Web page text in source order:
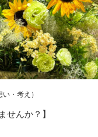
・考え）
せんか？】